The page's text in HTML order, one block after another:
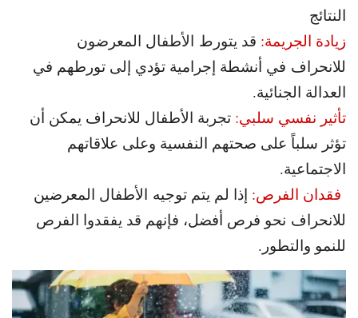
النتائج
زيادة الجريمة: قد يتورط الأطفال المعرضون
للانحراف في أنشطة إجرامية تؤدي إلى تورطهم في
العدالة الجنائية.
تأثير نفسي سلبي: تجربة الأطفال للانحراف يمكن أن
تؤثر سلباً على صحتهم النفسية وعلى علاقاتهم
الاجتماعية.
فقدان الفرص: إذا لم يتم توجيه الأطفال المعرضين
للانحراف نحو فرص أفضل، فإنهم قد يفقدوا الفرص
للنمو والتطور.